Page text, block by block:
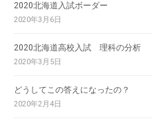
2020北海道入試ボーダー
2020年3月6日
2020北海道高校入試 理科の分析
2020年3月5日
どうしてこの答えになったの？
2020年2月4日